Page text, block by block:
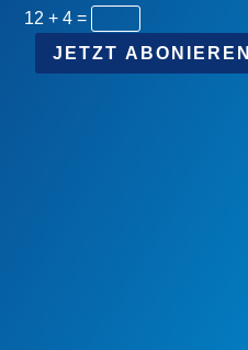
12 + 4 =
JETZT ABONIEREN